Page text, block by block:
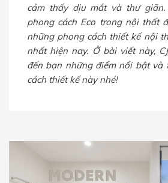
cảm thấy dịu mắt và thư
phong cách Eco trong nội thất
những phong cách thiết kế nội
nhất hiện nay. Ở bài viết này,
đến bạn những điểm nổi bật và
cách thiết kế này nhé!